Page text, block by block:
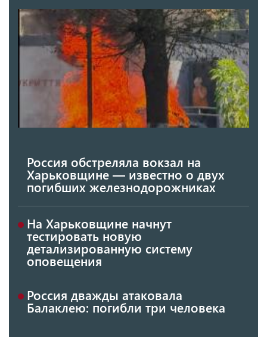
Россия обстреляла вокзал на
Харьковщине — известно о двух
погибших железнодорожниках
На Харьковщине начнут
тестировать новую
детализированную систему
оповещения
Россия дважды атаковала
Балаклею: погибли три человека